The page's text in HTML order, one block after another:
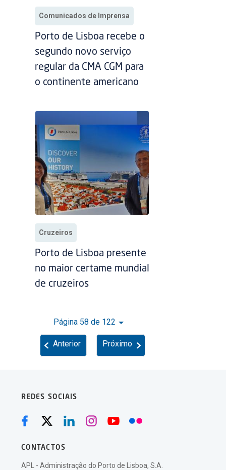
Comunicados de Imprensa
Porto de Lisboa recebe o
segundo novo serviço
regular da CMA CGM para
o continente americano
Cruzeiros
Porto de Lisboa presente
no maior certame mundial
de cruzeiros
Página 58 de 122
Anterior Próximo
REDES SOCIAIS
CONTACTOS
APL - Administração do Porto de Lisboa, S.A.